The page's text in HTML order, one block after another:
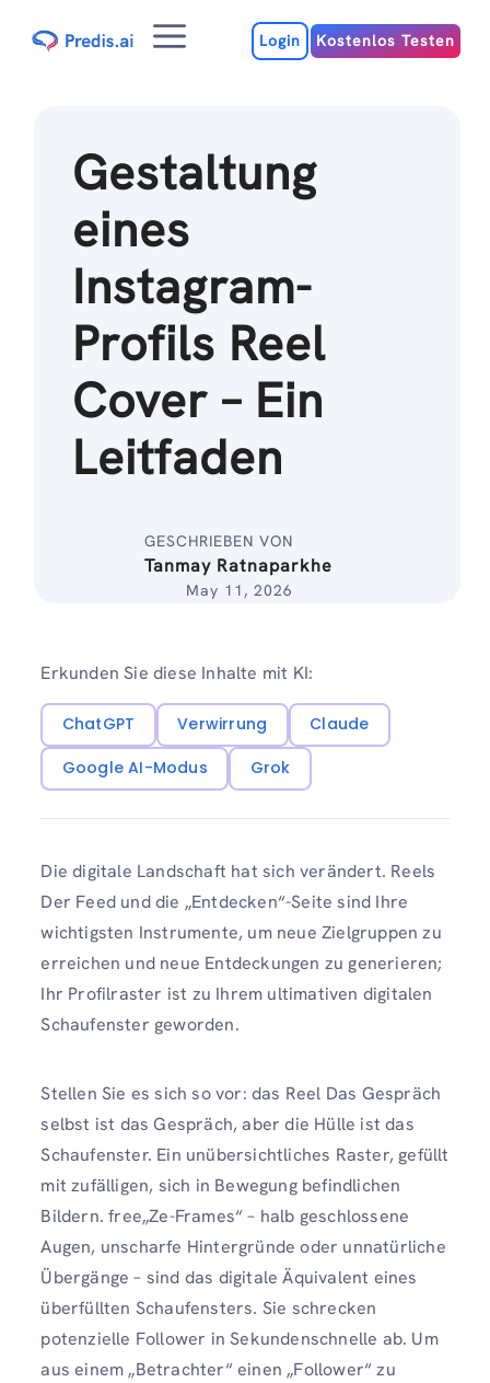
Inhalt
MenuLogin Kostenlos Testen
Gestaltung
eines
Instagram-
Profils Reel
Cover – Ein
Leitfaden
GESCHRIEBEN VON
Tanmay Ratnaparkhe
May 11, 2026
Erkunden Sie diese Inhalte mit KI:
ChatGPT Verwirrung
Claude
Google AI-Modus
Grok
Die digitale Landschaft hat sich verändert. Reels
Der Feed und die „Entdecken“-Seite sind Ihre
wichtigsten Instrumente, um neue Zielgruppen zu
erreichen und neue Entdeckungen zu generieren;
Ihr Profilraster ist zu Ihrem ultimativen digitalen
Schaufenster geworden.
Stellen Sie es sich so vor: das Reel Das Gespräch
selbst ist das Gespräch, aber die Hülle ist das
Schaufenster. Ein unübersichtliches Raster, gefüllt
mit zufälligen, sich in Bewegung befindlichen
Bildern. free„Ze-Frames“ – halb geschlossene
Augen, unscharfe Hintergründe oder unnatürliche
Übergänge – sind das digitale Äquivalent eines
überfüllten Schaufensters. Sie schrecken
potenzielle Follower in Sekundenschnelle ab. Um
aus einem „Betrachter“ einen „Follower“ zu